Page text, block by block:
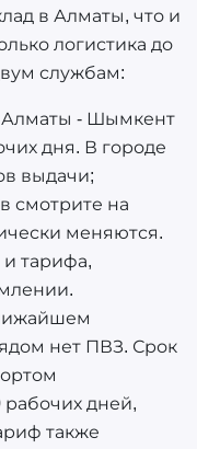
в Алматы, что и
логистика до
службам:
Алматы - Шымкент
дня. В городе
выдачи;
смотрите на
меняются.
и тарифа,
нет ПВЗ. Срок
рабочих дней,
также